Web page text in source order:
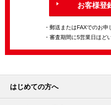
お客様登
・郵送またはFAXでのお申
・審査期間に5営業日ほど
はじめての方へ